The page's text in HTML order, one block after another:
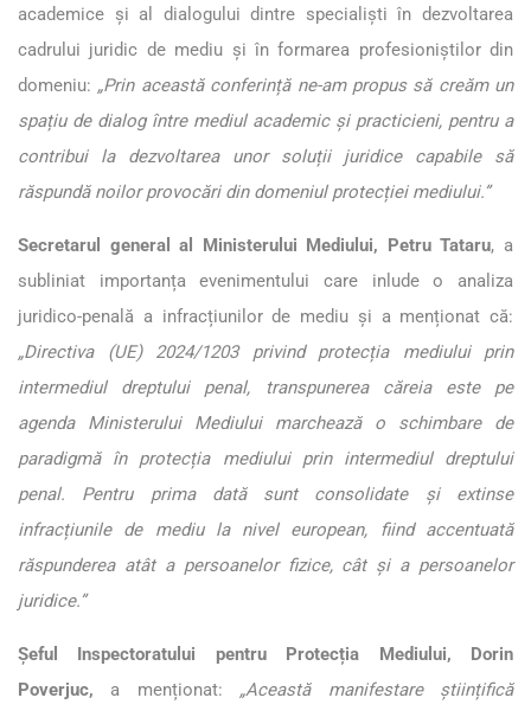
academice și al dialogului dintre specialiști în dezvoltarea
cadrului juridic de mediu și în formarea profesioniștilor din
domeniu: „Prin această conferință ne-am propus să creăm un
spațiu de dialog între mediul academic și practicieni, pentru a
contribui la dezvoltarea unor soluții juridice capabile să
răspundă noilor provocări din domeniul protecției mediului.”
Secretarul general al Ministerului Mediului, Petru Tataru, a
subliniat importanța evenimentului care inlude o analiza
juridico-penală a infracțiunilor de mediu și a menționat că:
„Directiva (UE) 2024/1203
privind protecția mediului prin
intermediul dreptului penal, transpunerea căreia este pe
agenda Ministerului Mediului marchează o schimbare de
paradigmă în protecția mediului prin intermediul dreptului
penal. Pentru prima dată sunt consolidate și extinse
infracțiunile de mediu la nivel european, fiind accentuată
răspunderea atât a persoanelor fizice, cât și a persoanelor
juridice.”
Șeful Inspectoratului pentru Protecția Mediului, Dorin
Poverjuc, a menționat: „Această manifestare științifică